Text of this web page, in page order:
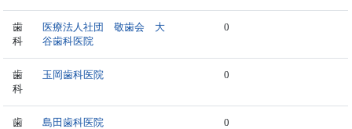
歯
科
医療法人社団 敬歯会 大
谷歯科医院
0
歯
科
玉岡歯科医院 0
歯
島田歯科医院 0